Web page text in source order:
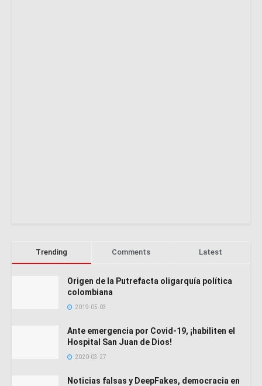
Trending Comments Latest
Origen de la Putrefacta oligarquía política
colombiana
2019-05-03
Ante emergencia por Covid-19, ¡habiliten el
Hospital San Juan de Dios!
2020-03-27
Noticias falsas y DeepFakes, democracia en